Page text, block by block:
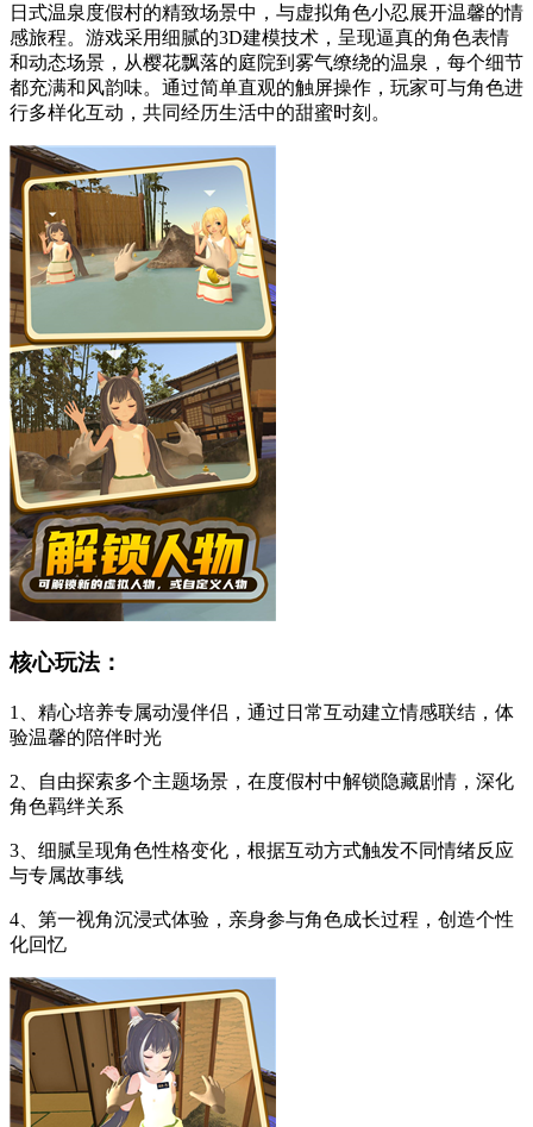
日式温泉度假村的精致场景中，与虚拟角色小忍展开温馨的情
感旅程。游戏采用细腻的3D建模技术，呈现逼真的角色表情
和动态场景，从樱花飘落的庭院到雾气缭绕的温泉，每个细节
都充满和风韵味。通过简单直观的触屏操作，玩家可与角色进
行多样化互动，共同经历生活中的甜蜜时刻。
核心玩法：
1、精心培养专属动漫伴侣，通过日常互动建立情感联结，体
验温馨的陪伴时光
2、自由探索多个主题场景，在度假村中解锁隐藏剧情，深化
角色羁绊关系
3、细腻呈现角色性格变化，根据互动方式触发不同情绪反应
与专属故事线
4、第一视角沉浸式体验，亲身参与角色成长过程，创造个性
化回忆